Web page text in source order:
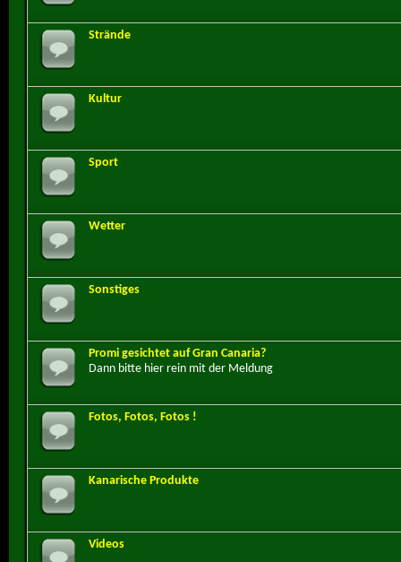
Strände
Kultur
Sport
Wetter
Sonstiges
Promi gesichtet auf Gran Canaria?
Dann bitte hier rein mit der Meldung
Fotos, Fotos, Fotos !
Kanarische Produkte
Videos